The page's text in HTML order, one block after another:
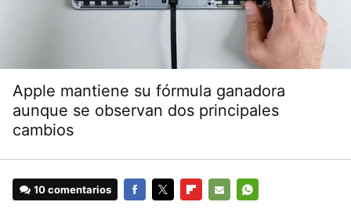
Apple mantiene su fórmula ganadora
aunque se observan dos principales
cambios
10 comentarios